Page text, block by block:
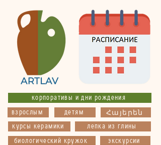
корпоративы и дни рождения
детям
взрослым Հայերեն
экскурсии
лепка из глины
биологический кружок
курсы керамики